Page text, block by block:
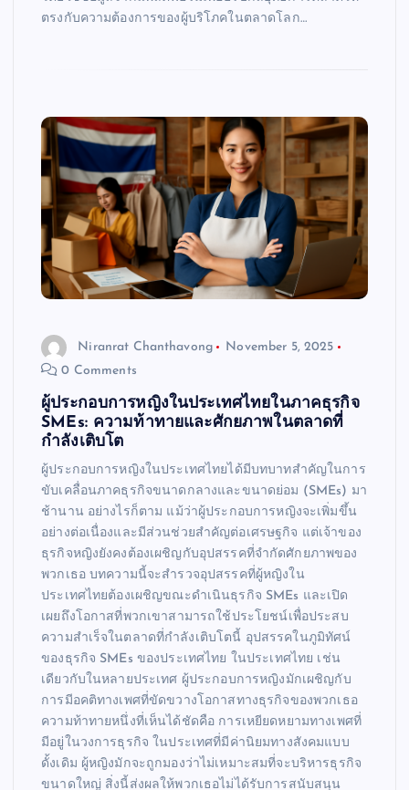
ตรงกับความต้องการของผู้บริโภคในตลาดโลก…
Niranrat Chanthavong
November 5, 2025
0 Comments
ผู้ประกอบการหญิงในประเทศไทยในภาคธุรกิจ
SMEs: ความท้าทายและศักยภาพในตลาดที่
กำลังเติบโต
ผู้ประกอบการหญิงในประเทศไทยได้มีบทบาทสำคัญในการ
ขับเคลื่อนภาคธุรกิจขนาดกลางและขนาดย่อม (SMEs) มา
ช้านาน อย่างไรก็ตาม แม้ว่าผู้ประกอบการหญิงจะเพิ่มขึ้น
อย่างต่อเนื่องและมีส่วนช่วยสำคัญต่อเศรษฐกิจ แต่เจ้าของ
ธุรกิจหญิงยังคงต้องเผชิญกับอุปสรรคที่จำกัดศักยภาพของ
พวกเธอ บทความนี้จะสำรวจอุปสรรคที่ผู้หญิงใน
ประเทศไทยต้องเผชิญขณะดำเนินธุรกิจ SMEs และเปิด
เผยถึงโอกาสที่พวกเขาสามารถใช้ประโยชน์เพื่อประสบ
ความสำเร็จในตลาดที่กำลังเติบโตนี้ อุปสรรคในภูมิทัศน์
ของธุรกิจ SMEs ของประเทศไทย ในประเทศไทย เช่น
เดียวกับในหลายประเทศ ผู้ประกอบการหญิงมักเผชิญกับ
การมีอคติทางเพศที่ขัดขวางโอกาสทางธุรกิจของพวกเธอ
ความท้าทายหนึ่งที่เห็นได้ชัดคือ การเหยียดหยามทางเพศที่
มีอยู่ในวงการธุรกิจ ในประเทศที่มีค่านิยมทางสังคมแบบ
ดั้งเดิม ผู้หญิงมักจะถูกมองว่าไม่เหมาะสมที่จะบริหารธุรกิจ
ขนาดใหญ่ สิ่งนี้ส่งผลให้พวกเธอไม่ได้รับการสนับสนุน